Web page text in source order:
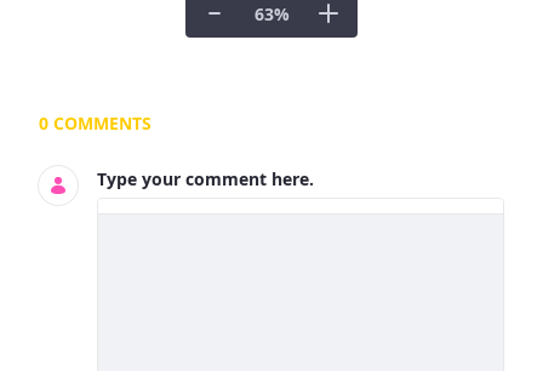
63%
Documents and Media
0 COMMENTS
Type your comment here.